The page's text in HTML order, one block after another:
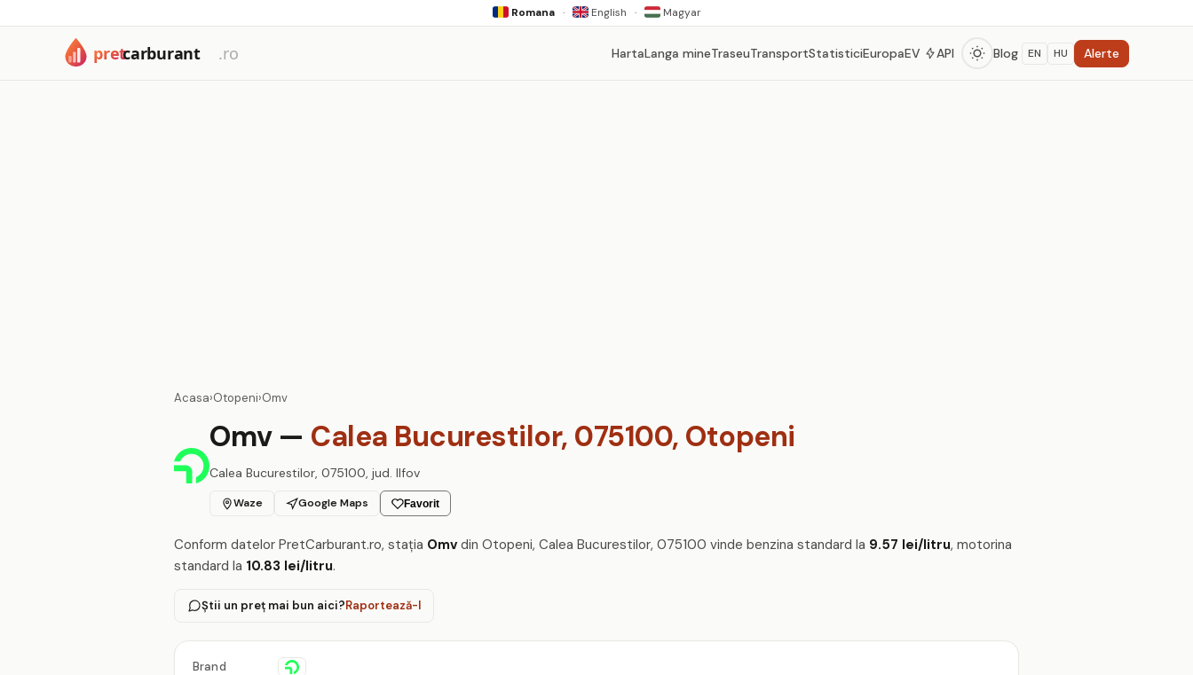
Romana · English · Magyar
HartaLanga mineTraseuTransportStatisticiEuropaEV API Blog EN HU Alerte
Acasa›Otopeni›Omv
Omv — Calea Bucurestilor, 075100, Otopeni
Calea Bucurestilor, 075100, jud. Ilfov
Waze Google Maps Favorit
Conform datelor PretCarburant.ro, stația Omv din Otopeni, Calea Bucurestilor, 075100 vinde benzina standard la 9.57 lei/litru, motorina
standard la 10.83 lei/litru.
Știi un preț mai bun aici?Raportează-l
Brand